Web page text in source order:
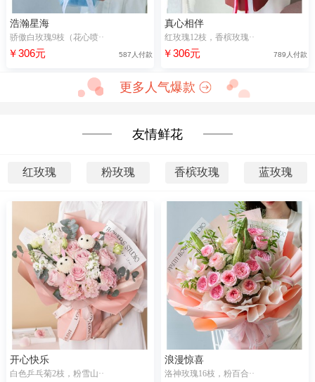
浩瀚星海
骄傲白玫瑰9枝（花心喷··
￥306元 587人付款
真心相伴
红玫瑰12枝，香槟玫瑰··
￥306元 789人付款
更多人气爆款
友情鲜花
红玫瑰 粉玫瑰 香槟玫瑰 蓝玫瑰
开心快乐
白色乒乓菊2枝，粉雪山··
浪漫惊喜
洛神玫瑰16枝，粉百合··